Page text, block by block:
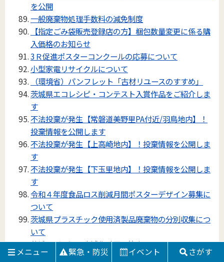
を公開
一般廃棄物処理手数料の減免制度
【指定ごみ袋販売登録店の方】梱包数量変更に係る購
入価格のお知らせ
3Ｒ促進ポスターコンクールの応募について
小型家電リサイクルについて
（環境省）パンフレット「古材リユースのすすめ」
茨城県エコレシピ・コンテスト入賞作品をご紹介しま
す
不法投棄が発生【常磐道美野里PA付近/羽鳥地内】！
投棄情報を公開します
不法投棄が発生【上高崎地内】！投棄情報を公開しま
す
不法投棄が発生【下玉里地内】！投棄情報を公開しま
す
令和４年度食品ロス削減月間ポスターデザイン募集に
ついて
茨城県プラスチック使用済製品廃棄物の分別収集につ
いて
茨城県ごみ処理広域化計画の策定について
道路上への不法投棄が発生（小美玉市中野谷地内）！
メニュー 緊急・防災 イベント さがす